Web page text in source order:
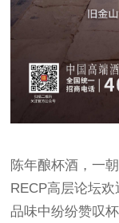
陈年酿杯酒，一
RECP高层论坛
品味中纷纷赞叹